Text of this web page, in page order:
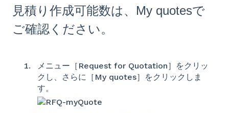
見積り作成可能数は、My quotesで
ご確認ください。
メニュー［Request for Quotation］をクリッ
クし、さらに［My quotes］をクリックしま
す。